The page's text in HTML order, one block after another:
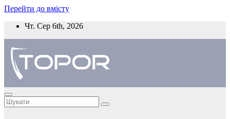
Перейти до вмісту
Чт. Сер 6th, 2026